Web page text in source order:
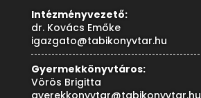
Intézményvezető:
dr. Kovács Emőke
igazgato@tabikonyvtar.hu
Gyermekkönyvtáros:
Vörös Brigitta
gyerekkonyvtar@tabikonyvtar.hu